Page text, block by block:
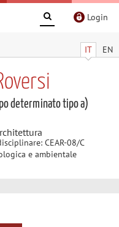
Login
IT EN
determinato tipo a)
CEAR-08/C
e ambientale